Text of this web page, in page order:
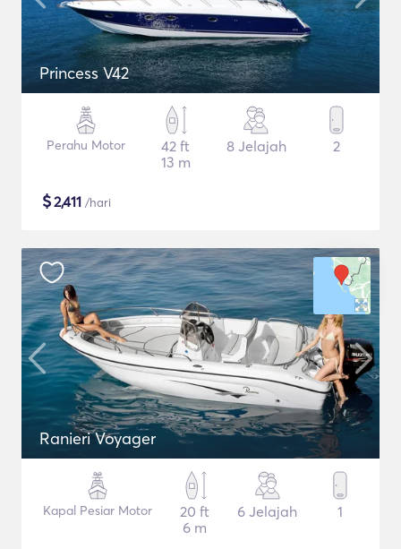
Princess V42
Perahu Motor
42 ft
13 m
8 Jelajah 2
$2,411 /hari
Ranieri Voyager
Kapal Pesiar Motor
20 ft
6 m
6 Jelajah 1